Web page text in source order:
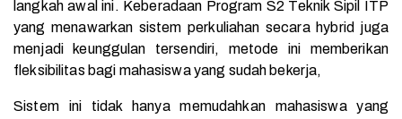
langkah awal ini. Keberadaan Program S2 Teknik Sipil ITP
yang menawarkan sistem perkuliahan secara hybrid juga
menjadi keunggulan tersendiri, metode ini memberikan
fleksibilitas bagi mahasiswa yang sudah bekerja,
Sistem ini tidak hanya memudahkan mahasiswa yang